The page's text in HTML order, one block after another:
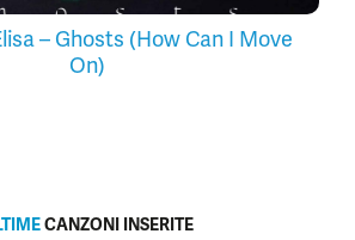
– Ghosts (How Can I Move
On)
CANZONI INSERITE